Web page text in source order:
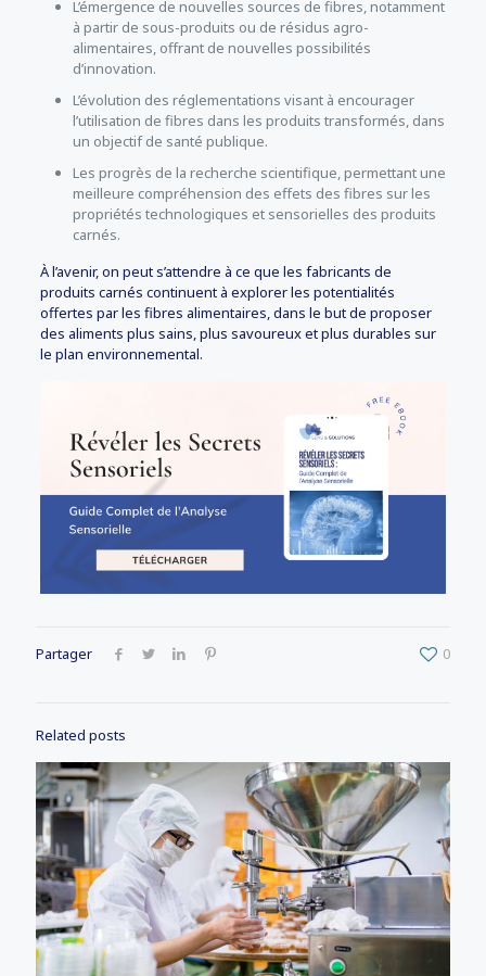
L’émergence de nouvelles sources de fibres, notamment
à partir de sous-produits ou de résidus agro-
alimentaires, offrant de nouvelles possibilités
d’innovation.
L’évolution des réglementations visant à encourager
l’utilisation de fibres dans les produits transformés, dans
un objectif de santé publique.
Les progrès de la recherche scientifique, permettant une
meilleure compréhension des effets des fibres sur les
propriétés technologiques et sensorielles des produits
carnés.
À l’avenir, on peut s’attendre à ce que les fabricants de
produits carnés continuent à explorer les potentialités
offertes par les fibres alimentaires, dans le but de proposer
des aliments plus sains, plus savoureux et plus durables sur
le plan environnemental.
Partager 0
Related posts